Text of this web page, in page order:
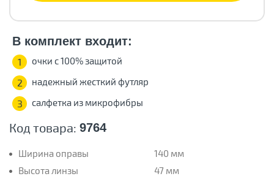
Код товара: 9764
Ширина оправы
140 мм
Высота линзы
47 мм
В комплект входит:
1 очки с 100% защитой
2 надежный жесткий футляр
3 салфетка из микрофибры